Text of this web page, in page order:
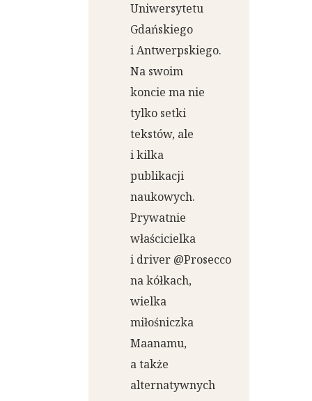
Uniwersytetu
Gdańskiego
i Antwerpskiego.
Na swoim
koncie ma nie
tylko setki
tekstów, ale
i kilka
publikacji
naukowych.
Prywatnie
właścicielka
i driver @Prosecco
na kółkach,
wielka
miłośniczka
Maanamu,
a także
alternatywnych